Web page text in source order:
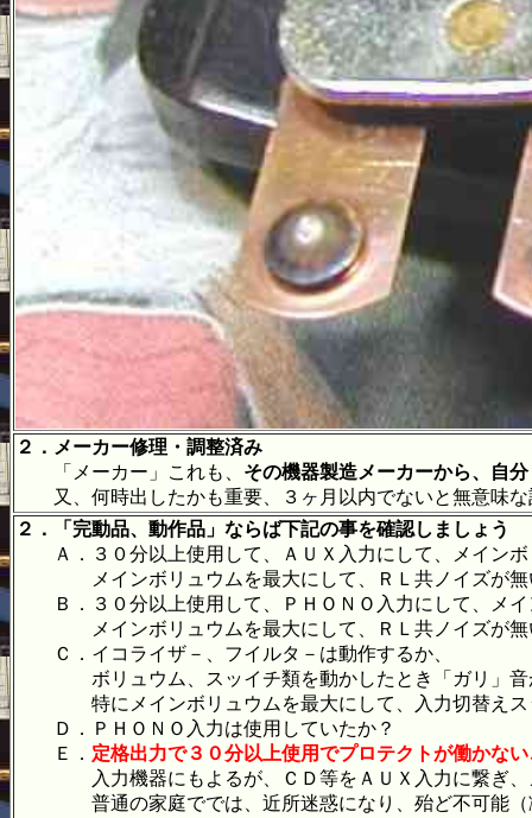
２．メーカー修理・調整済み
「メーカー」これも、 その機器製造メーカーから、自
又、何時出したかも重要、３ヶ月以内でないと無意味な
２．「完動品、動作品」ならば下記の事を確認しましょう
Ａ．３０分以上使用して、ＡＵＸ入力にして、メインボ
メインボリュウムを最大にして、ＲＬ共ノイズが無
Ｂ．３０分以上使用して、ＰＨＯＮＯ入力にして、メイ
メインボリュウムを最大にして、ＲＬ共ノイズが無
Ｃ．イコライザ－、フイルタ－は動作するか、
ボリュウム、スッイチ類を動かしたとき「ガリ」音
特にメインボリュウムを最大にして、入力切替えスッ
Ｄ．ＰＨＯＮＯ入力は使用していたか？
Ｅ． 定格出力で３０分以上使用でプロテクトが働かな
入力機器にもよるが、ＣＤ等をＡＵＸ入力に繋ぎ、
普通の家庭ででは、近所迷惑になり、殆ど不可能（